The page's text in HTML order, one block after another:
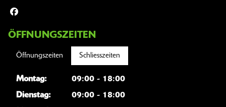
ÖFFNUNGSZEITEN
Öffnungszeiten Schliesszeiten
Montag:
09:00 - 18:00
Dienstag:
09:00 - 18:00